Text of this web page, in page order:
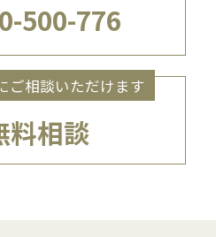
500-776
ご相談いただけます
料相談